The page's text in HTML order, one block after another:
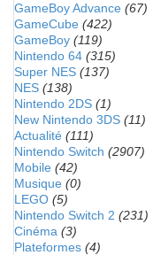
GameBoy Advance (67)
GameCube (422)
GameBoy (119)
Nintendo 64 (315)
Super NES (137)
NES (138)
Nintendo 2DS (1)
New Nintendo 3DS (11)
Actualité (111)
Nintendo Switch (2907)
Mobile (42)
Musique (0)
LEGO (5)
Nintendo Switch 2 (231)
Cinéma (3)
Plateformes (4)